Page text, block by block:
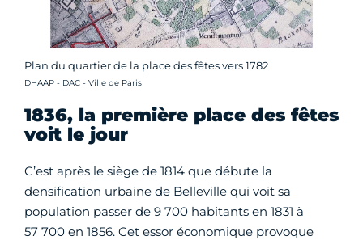
Plan du quartier de la place des fêtes vers 1782
Crédit photo :
DHAAP - DAC - Ville de Paris
1836, la première place des fêtes
voit le jour
C’est après le siège de 1814 que débute la
densification urbaine de Belleville qui voit sa
population passer de 9 700 habitants en 1831 à
57 700 en 1856. Cet essor économique provoque